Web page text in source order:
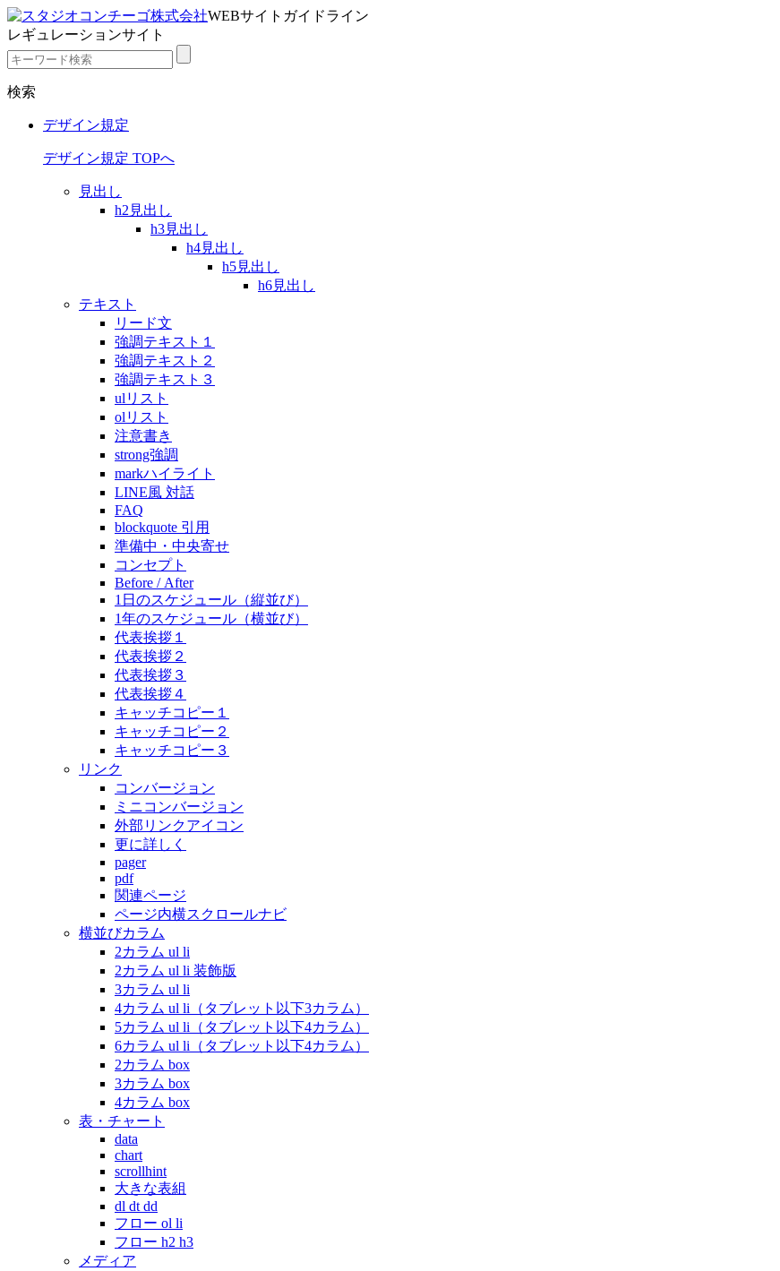
WEBサイトガイドライン
レギュレーションサイト
検索
デザイン規定
デザイン規定 TOPへ
見出し
h2見出し
h3見出し
h4見出し
h5見出し
h6見出し
テキスト
リード文
強調テキスト１
強調テキスト２
強調テキスト３
ulリスト
olリスト
注意書き
strong強調
markハイライト
LINE風 対話
FAQ
blockquote 引用
準備中・中央寄せ
コンセプト
Before / After
1日のスケジュール（縦並び）
1年のスケジュール（横並び）
代表挨拶１
代表挨拶２
代表挨拶３
代表挨拶４
キャッチコピー１
キャッチコピー２
キャッチコピー３
リンク
コンバージョン
ミニコンバージョン
外部リンクアイコン
更に詳しく
pager
pdf
関連ページ
ページ内横スクロールナビ
横並びカラム
2カラム ul li
2カラム ul li 装飾版
3カラム ul li
4カラム ul li（タブレット以下3カラム）
5カラム ul li（タブレット以下4カラム）
6カラム ul li（タブレット以下4カラム）
2カラム box
3カラム box
4カラム box
表・チャート
data
chart
scrollhint
大きな表組
dl dt dd
フロー ol li
フロー h2 h3
メディア